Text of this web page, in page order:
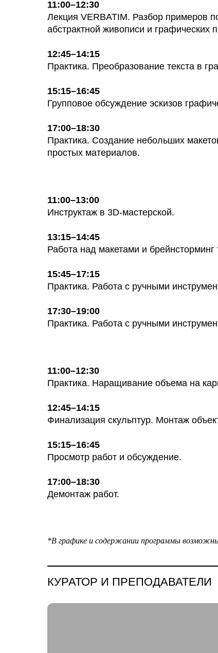
11:00–12:30
Лекция VERBATIM. Разбор примеров
абстрактной живописи и графических
12:45–14:15
Практика. Преобразование текста в
15:15–16:45
Групповое обсуждение эскизов
17:00–18:30
Практика. Создание небольших
простых материалов.
11:00–13:00
Инструктаж в 3D-мастерской.
13:15–14:45
Работа над макетами и брейнсторминг
15:45–17:15
Практика. Работа с ручными
17:30–19:00
Практика. Работа с ручными
11:00–12:30
Практика. Наращивание объема на
12:45–14:15
Финализация скульптур. Монтаж
15:15–16:45
Просмотр работ и обсуждение.
17:00–18:30
Демонтаж работ.
*В графике и содержании программы
КУРАТОР И ПРЕПОДАВАТЕЛИ